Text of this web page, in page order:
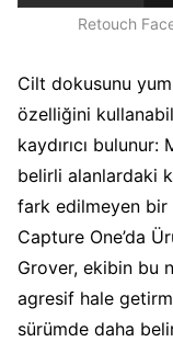
Retouch
Cilt dokusunu
özelliğini
kaydırıcı
belirli alanlardaki
fark edilmeyen
Capture One’da
Grover, ekibin bu
agresif hale
sürümde daha